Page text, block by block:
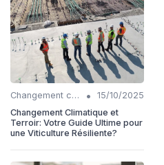
Changement climatique •
15/10/2025
Changement Climatique et
Terroir: Votre Guide Ultime pour
une Viticulture Résiliente?